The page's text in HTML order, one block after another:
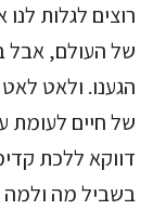
רוצים לגלות
של העולם, אבל
הגענו. ולאט
של חיים לעומת
דווקא ללכת
בשביל מה ולמה